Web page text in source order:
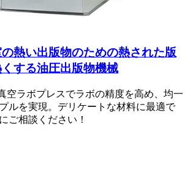
熱い出版物のための熱された版
する油圧出版物機械
空ラボプレスでラボの精度を高め、均一
ルを実現。デリケートな材料に最適で
ご相談ください！